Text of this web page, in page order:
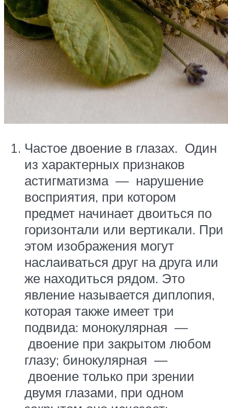
Частое двоение в глазах. Один
из характерных признаков
астигматизма — нарушение
восприятия, при котором
предмет начинает двоиться по
горизонтали или вертикали. При
этом изображения могут
наслаиваться друг на друга или
же находиться рядом. Это
явление называется диплопия,
которая также имеет три
подвида: монокулярная —
двоение при закрытом любом
глазу; бинокулярная —
двоение только при зрении
двумя глазами, при одном